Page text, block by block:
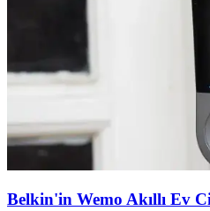
Belkin'in Wemo Akıllı Ev